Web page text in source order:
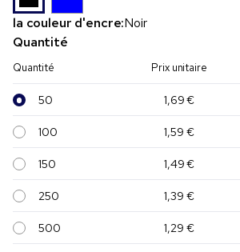
la couleur d'encre:Noir
Quantité
Quantité Prix unitaire
50 1,69 €
100 1,59 €
150 1,49 €
250 1,39 €
500 1,29 €